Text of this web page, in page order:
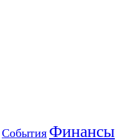
События Финансы